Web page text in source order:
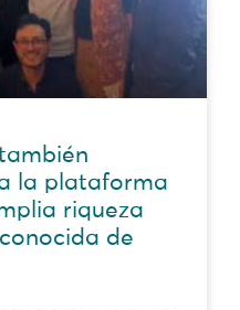
la plataforma
riqueza
de